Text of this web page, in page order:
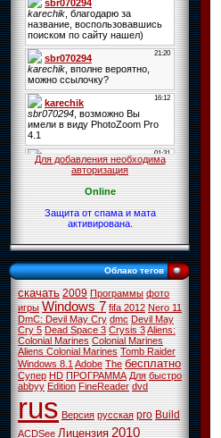
Для добавления необходима
авторизация
Online
Защита от спама и мата
активирована.
Облако тегов
скачать 2009 Программы фото
игры Windows 7 fifa 2012 Nero 11
DmC: Devil May Cry dmc Devil May
Cry 5 Dead Space 3 Crysis 3Aliens:
Colonial Marines Colonial Marines
Aliens Colonial Marines Tomb Raider
Windows 8.1Adobe The бесплатно
Супер HD ПРОГРАММА Для быстро
abbyy Edition FineReader dvd
rus Версия русская pro Build
ACDSee Лицензия 2010